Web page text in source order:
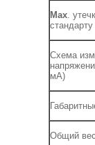
Max.
Схема
мА)
Общий